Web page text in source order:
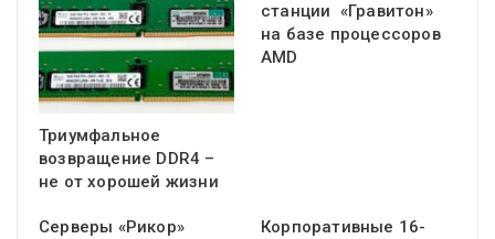
Триумфальное
возвращение DDR4 –
не от хорошей жизни
станции «Гравитон»
на базе процессоров
AMD
Серверы «Рикор»
Корпоративные 16-